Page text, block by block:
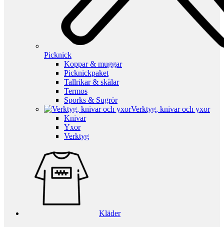
Picknick
Koppar & muggar
Picknickpaket
Tallrikar & skålar
Termos
Sporks & Sugrör
Verktyg, knivar och yxor
Knivar
Yxor
Verktyg
Kläder